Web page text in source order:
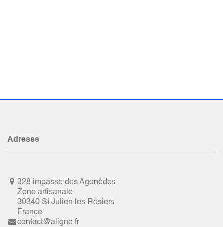
Adresse
328 impasse des Agonèdes
Zone artisanale
30340 St Julien les Rosiers
France
contact@aligne.fr